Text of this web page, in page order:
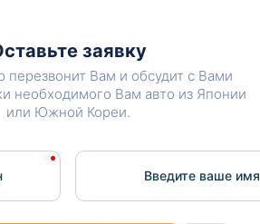
заявку
Вам и обсудит с Вами
необходимого Вам авто из Японии
или Южной Кореи.
Введите вашe имя